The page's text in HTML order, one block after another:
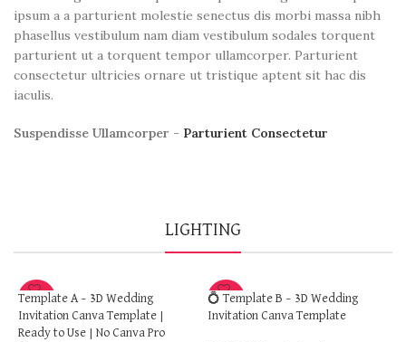
ipsum a a parturient molestie senectus dis morbi massa nibh
phasellus vestibulum nam diam vestibulum sodales torquent
parturient ut a torquent tempor ullamcorper. Parturient
consectetur ultricies ornare ut tristique aptent sit hac dis
iaculis.
Suspendisse Ullamcorper - Parturient Consectetur
LIGHTING
-97%
Template A – 3D Wedding
Invitation Canva Template |
Ready to Use | No Canva Pro
-97%
💍 Template B – 3D Wedding
Invitation Canva Template